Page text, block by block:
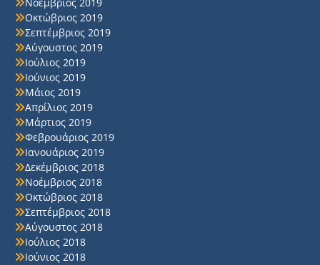
Οκτώβριος 2019
Σεπτέμβριος 2019
Αύγουστος 2019
Ιούλιος 2019
Ιούνιος 2019
Μάιος 2019
Απρίλιος 2019
Μάρτιος 2019
Φεβρουάριος 2019
Ιανουάριος 2019
Δεκέμβριος 2018
Νοέμβριος 2018
Οκτώβριος 2018
Σεπτέμβριος 2018
Αύγουστος 2018
Ιούλιος 2018
Ιούνιος 2018